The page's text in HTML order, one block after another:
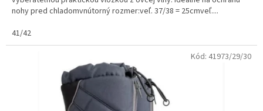
nohy pred chladomvnútorný rozmer:veľ. 37/38 = 25cmveľ....
41/42
Kód: 41973/29/30